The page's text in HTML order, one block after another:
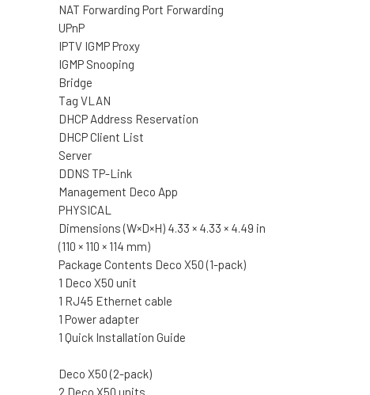
NAT Forwarding Port Forwarding
UPnP
IPTV IGMP Proxy
IGMP Snooping
Bridge
Tag VLAN
DHCP Address Reservation
DHCP Client List
Server
DDNS TP-Link
Management Deco App
PHYSICAL
Dimensions (W×D×H) 4.33 × 4.33 × 4.49 in
(110 × 110 × 114 mm)
Package Contents Deco X50 (1-pack)
1 Deco X50 unit
1 RJ45 Ethernet cable
1 Power adapter
1 Quick Installation Guide
Deco X50 (2-pack)
2 Deco X50 units